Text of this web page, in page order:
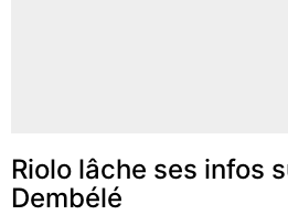
Riolo lâche ses infos
Dembélé